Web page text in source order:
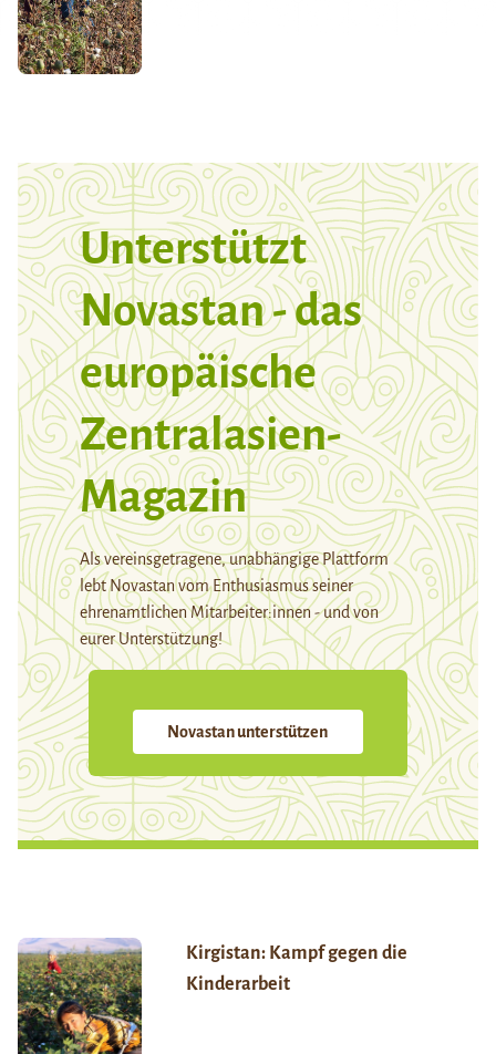
Unterstützt
Novastan - das
europäische
Zentralasien-
Magazin
Als vereinsgetragene, unabhängige Plattform
lebt Novastan vom Enthusiasmus seiner
ehrenamtlichen Mitarbeiter:innen - und von
eurer Unterstützung!
Novastan unterstützen
Kirgistan: Kampf gegen die
Kinderarbeit